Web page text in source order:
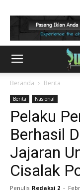
Beranda Berita
Berita Nasional
Pelaku
Berhasil
Jajaran
Cisalak
Penulis Redaksi 2 -